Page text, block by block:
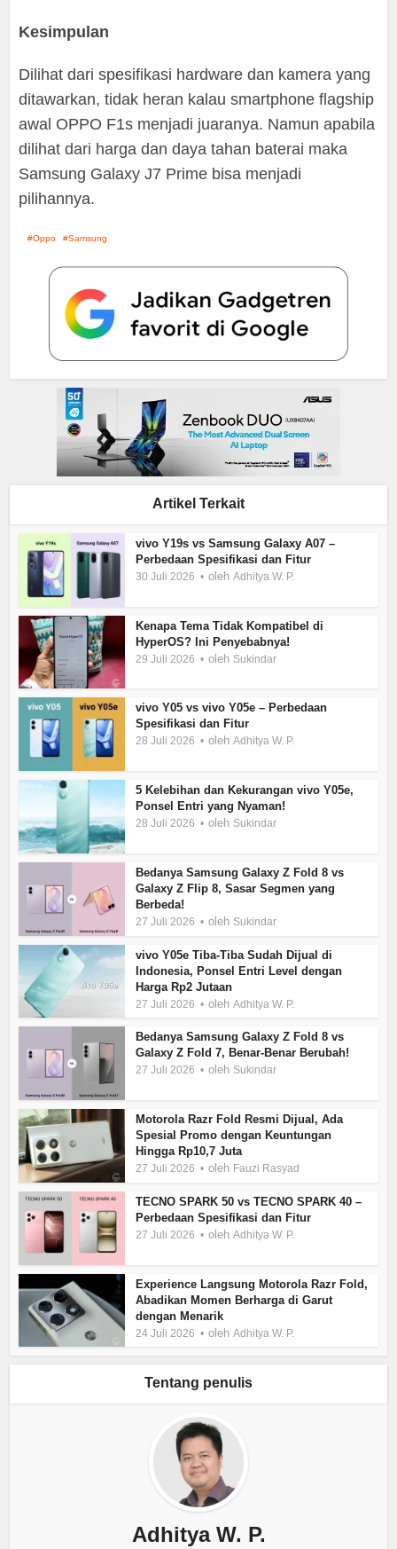
Kesimpulan
Dilihat dari spesifikasi hardware dan kamera yang
ditawarkan, tidak heran kalau smartphone flagship
awal OPPO F1s menjadi juaranya. Namun apabila
dilihat dari harga dan daya tahan baterai maka
Samsung Galaxy J7 Prime bisa menjadi
pilihannya.
Oppo Samsung
Artikel Terkait
vivo Y19s vs Samsung Galaxy A07 –
Perbedaan Spesifikasi dan Fitur
30 Juli 2026 olehAdhitya W. P.
Kenapa Tema Tidak Kompatibel di
HyperOS? Ini Penyebabnya!
29 Juli 2026 oleh Sukindar
vivo Y05 vs vivo Y05e – Perbedaan
Spesifikasi dan Fitur
28 Juli 2026 olehAdhitya W. P.
5 Kelebihan dan Kekurangan vivo Y05e,
Ponsel Entri yang Nyaman!
28 Juli 2026 oleh Sukindar
Bedanya Samsung Galaxy Z Fold 8 vs
Galaxy Z Flip 8, Sasar Segmen yang
Berbeda!
27 Juli 2026 oleh Sukindar
vivo Y05e Tiba-Tiba Sudah Dijual di
Indonesia, Ponsel Entri Level dengan
Harga Rp2 Jutaan
27 Juli 2026 olehAdhitya W. P.
Bedanya Samsung Galaxy Z Fold 8 vs
Galaxy Z Fold 7, Benar-Benar Berubah!
27 Juli 2026 oleh Sukindar
Motorola Razr Fold Resmi Dijual, Ada
Spesial Promo dengan Keuntungan
Hingga Rp10,7 Juta
27 Juli 2026 oleh Fauzi Rasyad
TECNO SPARK 50 vs TECNO SPARK 40 –
Perbedaan Spesifikasi dan Fitur
27 Juli 2026 olehAdhitya W. P.
Experience Langsung Motorola Razr Fold,
Abadikan Momen Berharga di Garut
dengan Menarik
24 Juli 2026 olehAdhitya W. P.
Tentang penulis
Adhitya W. P.